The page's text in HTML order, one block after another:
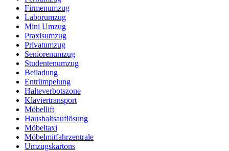
Firmenumzug
Laborumzug
Mini Umzug
Praxisumzug
Privatumzug
Seniorenumzug
Studentenumzug
Beiladung
Entrümpelung
Halteverbotszone
Klaviertransport
Möbellift
Haushaltsauflösung
Möbeltaxi
Möbelmitfahrzentrale
Umzugskartons